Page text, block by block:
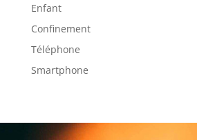
Enfant
Confinement
Téléphone
Smartphone